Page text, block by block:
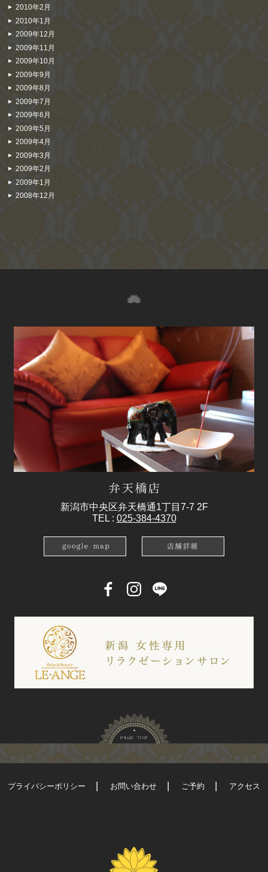
2010年2月
2010年1月
2009年12月
2009年11月
2009年10月
2009年9月
2009年8月
2009年7月
2009年6月
2009年5月
2009年4月
2009年3月
2009年2月
2009年1月
2008年12月
新潟市中央区弁天橋通1丁目7-7 2F
TEL : 025-384-4370
プライバシーポリシー お問い合わせ ご予約 アクセス